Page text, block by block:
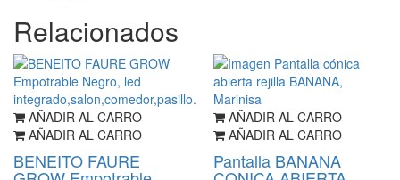
Relacionados
AÑADIR AL CARRO
AÑADIR AL CARRO
BENEITO FAURE
AÑADIR AL CARRO
AÑADIR AL CARRO
Pantalla BANANA